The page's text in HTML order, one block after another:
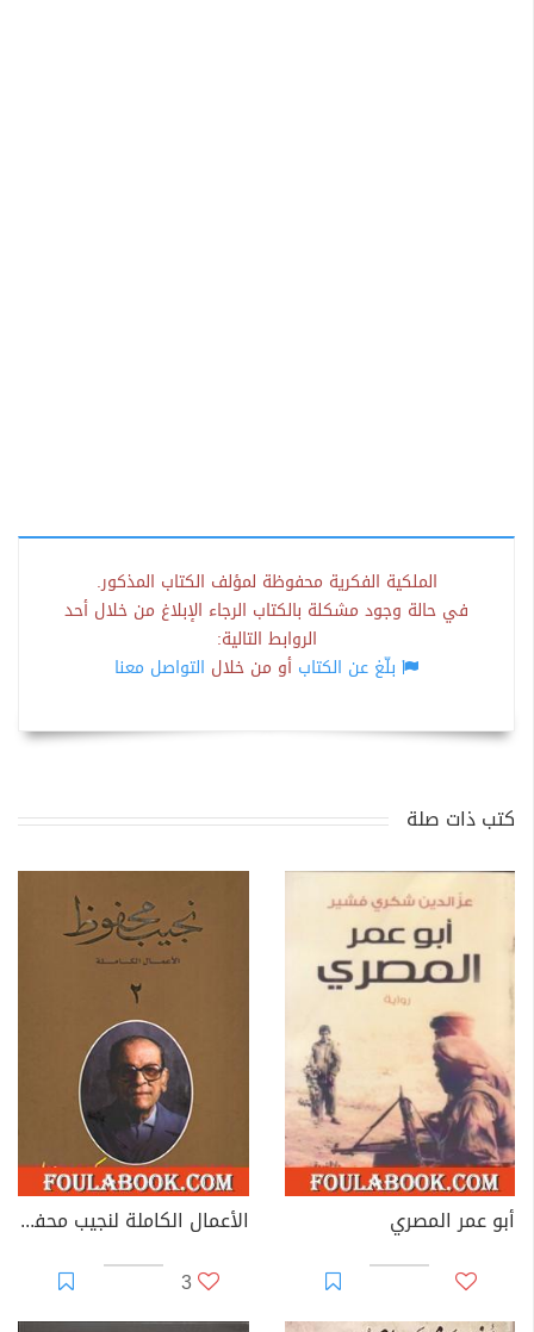
الملكية الفكرية محفوظة لمؤلف الكتاب المذكور.
في حالة وجود مشكلة بالكتاب الرجاء الإبلاغ من خلال أحد
الروابط التالية:
بلّغ عن الكتاب أو من خلال التواصل معنا
كتب ذات صلة
أبو عمر المصري
الأعمال الكاملة لنجيب محفوظ 2
3